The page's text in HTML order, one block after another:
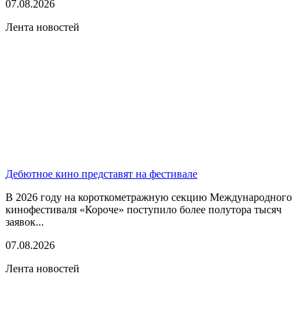
07.08.2026
Лента новостей
Дебютное кино представят на фестивале
В 2026 году на короткометражную секцию Международного
кинофестиваля «Короче» поступило более полутора тысяч
заявок...
07.08.2026
Лента новостей